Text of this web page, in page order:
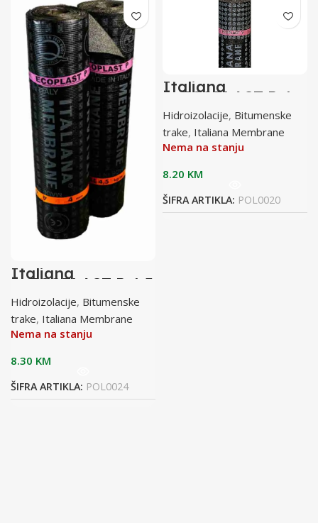
Italiana
m.ECOELAST P 4,5
KG grigio (SBS)
1/10 paleta=23
roll
Hidroizolacije, Bitumenske
trake, Italiana Membrane
Nema na stanju
8.30 KM
ŠIFRA ARTIKLA: POL0024
Italiana
m.ECOPLAST P 4
mm 1/10
paleta=23 roll
Hidroizolacije, Bitumenske
trake, Italiana Membrane
Nema na stanju
8.20 KM
ŠIFRA ARTIKLA: POL0020